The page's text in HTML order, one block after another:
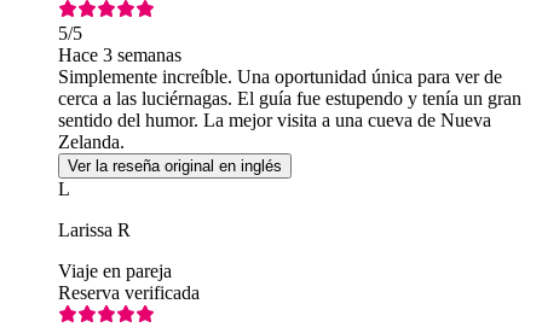
5/5
Hace 3 semanas
Simplemente increíble. Una oportunidad única para ver de
cerca a las luciérnagas. El guía fue estupendo y tenía un gran
sentido del humor. La mejor visita a una cueva de Nueva
Zelanda.
Ver la reseña original en inglés
L
Larissa R
Viaje en pareja
Reserva verificada